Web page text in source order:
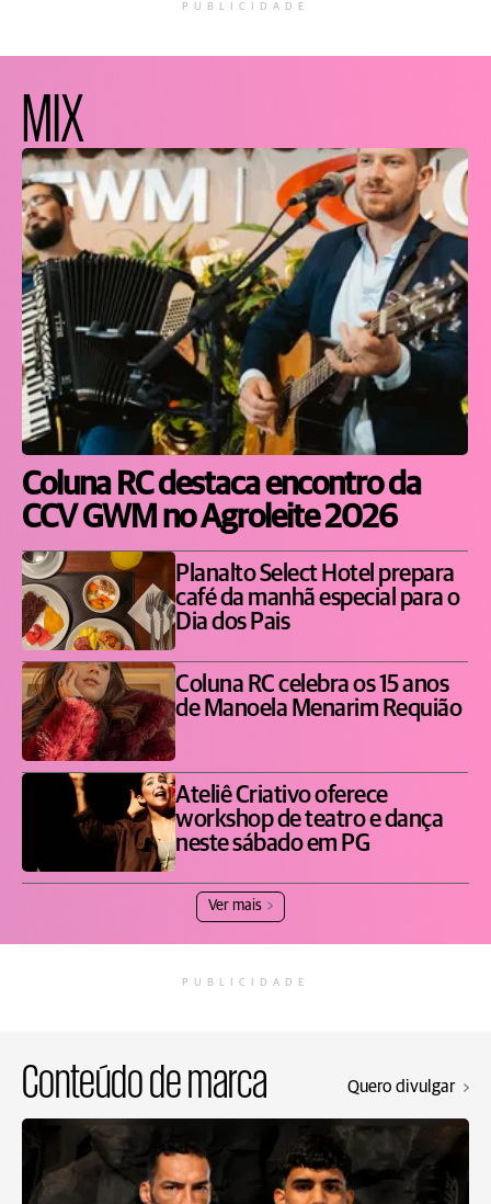
PUBLICIDADE
MIX
Coluna RC destaca encontro da
CCV GWM no Agroleite 2026
Planalto Select Hotel prepara
café da manhã especial para o
Dia dos Pais
Coluna RC celebra os 15 anos
de Manoela Menarim Requião
Ateliê Criativo oferece
workshop de teatro e dança
neste sábado em PG
Ver mais
PUBLICIDADE
Conteúdo de marca Quero divulgar